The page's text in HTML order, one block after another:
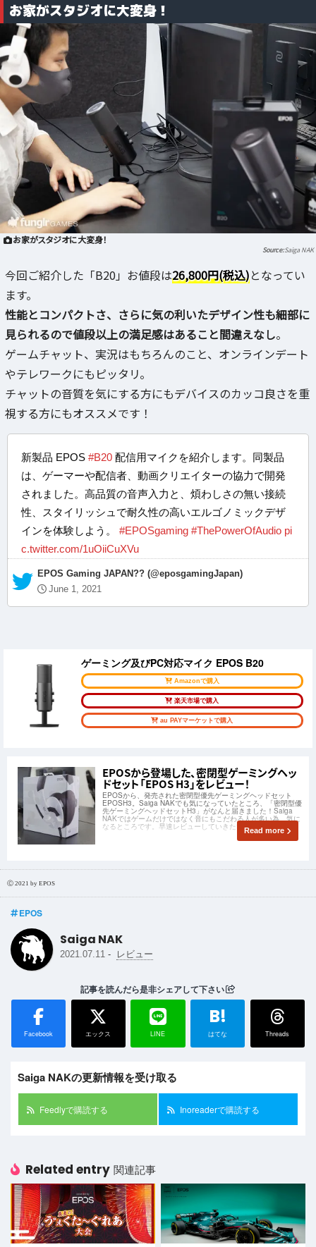
お家がスタジオに大変身！
お家がスタジオに大変身！
Saiga NAK
今回ご紹介した「B20」お値段は26,800円(税込)となってい
ます。
性能とコンパクトさ、さらに気の利いたデザイン性も細部に
見られるので値段以上の満足感はあること間違えなし。
ゲームチャット、実況はもちろんのこと、オンラインデート
やテレワークにもピッタリ。
チャットの音質を気にする方にもデバイスのカッコ良さを重
視する方にもオススメです！
新製品 EPOS #B20 配信用マイクを紹介します。同製品
は、ゲーマーや配信者、動画クリエイターの協力で開発
されました。高品質の音声入力と、煩わしさの無い接続
性、スタイリッシュで耐久性の高いエルゴノミックデザ
インを体験しよう。 #EPOSgaming #ThePowerOfAudio pi
c.twitter.com/1uOiiCuXVu
— EPOS Gaming JAPAN?? (@eposgamingJapan)
June 1, 2021
ゲーミング及びPC対応マイク EPOS B20
Amazonで購入
楽天市場で購入
au PAYマーケットで購入
EPOSから登場した、密閉型ゲーミングヘッ
ドセット「EPOS H3」をレビュー！
EPOSから、発売された密閉型優先ゲーミングヘッドセット
EPOSH3。Saiga NAKでも気になっていたところ、「密閉型優
先ゲーミングヘッドセットH3」がなんと届きました！Saiga
NAKではゲームだけではなく音にもこだわる人が多い為、気に
なるところです。早速レビューしていきたいと思います。
Read more
Ⓒ 2021 by EPOS
EPOS
Saiga NAK
2021.07.11 - レビュー
記事を読んだら是非シェアして下さい
Facebook エックス LINE
B!
はてな Threads
Saiga NAKの更新情報を受け取る
Feedlyで購読する Inoreaderで購読する
Related entry 関連記事